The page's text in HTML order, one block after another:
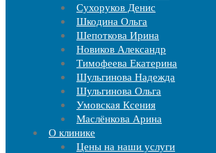
Сухоруков Денис
Шкодина Ольга
Шепоткова Ирина
Новиков Александр
Тимофеева Екатерина
Шульгинова Надежда
Шульгинова Ольга
Умовская Ксения
Маслёнкова Арина
О клинике
Цены на наши услуги